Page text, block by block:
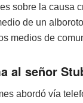
sobre la causa
de un
medios de
al señor
abordó vía